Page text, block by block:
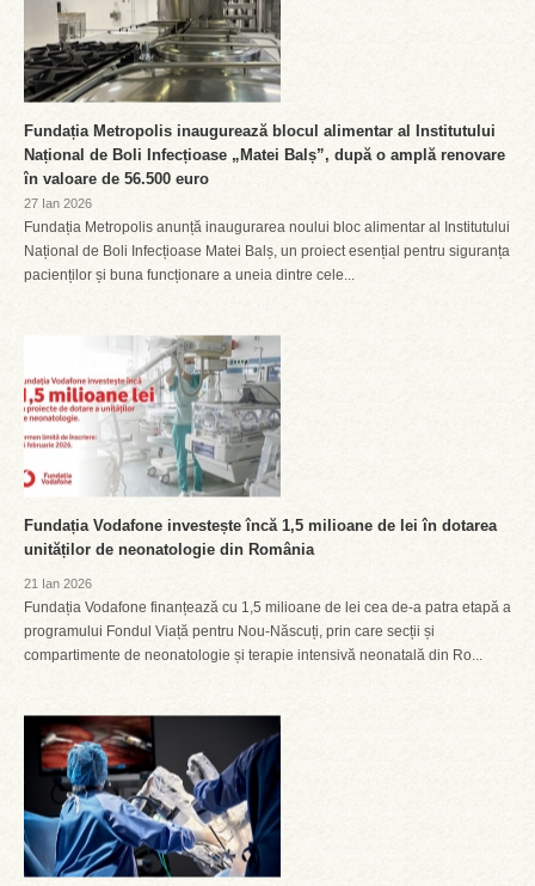
Fundația Metropolis inaugurează blocul alimentar al Institutului
Național de Boli Infecțioase „Matei Balș”, după o amplă renovare
în valoare de 56.500 euro
27 Ian 2026
Fundația Metropolis anunță inaugurarea noului bloc alimentar al Institutului
Național de Boli Infecțioase Matei Balș, un proiect esențial pentru siguranța
pacienților și buna funcționare a uneia dintre cele...
Fundația Vodafone investește încă 1,5 milioane de lei în dotarea
unităților de neonatologie din România
21 Ian 2026
Fundația Vodafone finanțează cu 1,5 milioane de lei cea de-a patra etapă a
programului Fondul Viață pentru Nou-Născuți, prin care secții și
compartimente de neonatologie și terapie intensivă neonatală din Ro...